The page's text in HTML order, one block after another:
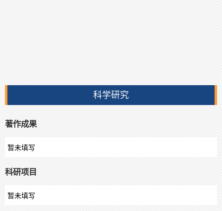
科学研究
著作成果
暂未填写
科研项目
暂未填写